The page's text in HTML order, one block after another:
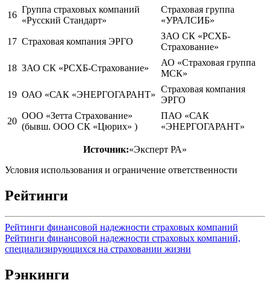
16
Группа страховых компаний
«Русский Стандарт»
Страховая группа
«УРАЛСИБ»
17 Страховая компания ЭРГО
ЗАО СК «РСХБ-
Страхование»
18 ЗАО СК «РСХБ-Страхование»
АО «Страховая группа
МСК»
19 ОАО «САК «ЭНЕРГОГАРАНТ»
Страховая компания
ЭРГО
20
ООО «Зетта Страхование»
(бывш. ООО СК «Цюрих» )
ПАО «САК
«ЭНЕРГОГАРАНТ»
Источник:«Эксперт РА»
Условия использования и ограничение ответственности
Рейтинги
Рейтинги финансовой надежности страховых компаний
Рейтинги финансовой надежности страховых компаний,
специализирующихся на страховании жизни
Рэнкинги